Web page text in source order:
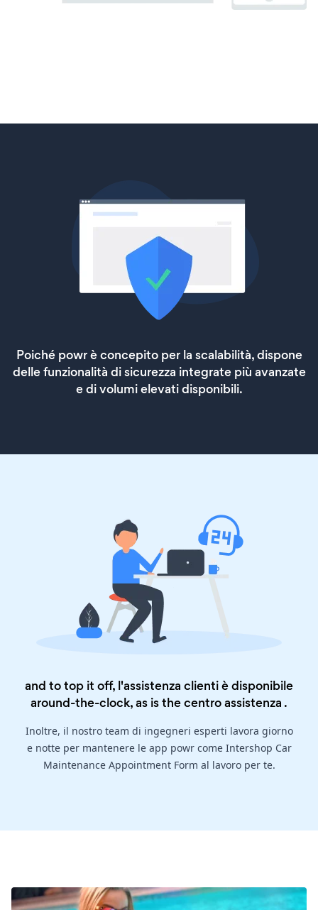
Poiché powr è concepito per la scalabilità, dispone
delle funzionalità di sicurezza integrate più avanzate
e di volumi elevati disponibili.
and to top it off, l'assistenza clienti è disponibile
around-the-clock, as is thecentro assistenza .
Inoltre, il nostro team di ingegneri esperti lavora giorno
e notte per mantenere le app powr come Intershop Car
Maintenance Appointment Form al lavoro per te.